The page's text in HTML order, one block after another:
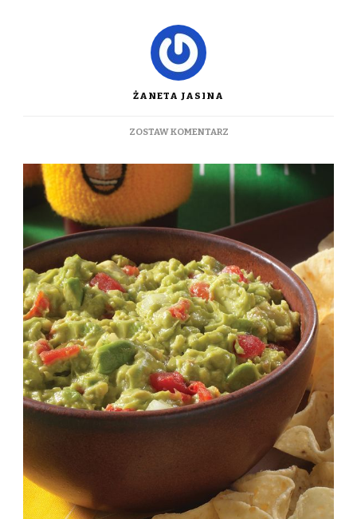
ŻANETA JASINA
ZOSTAW KOMENTARZDO
ZDROWIE
–
GUACAMOLE
POMIDOREM